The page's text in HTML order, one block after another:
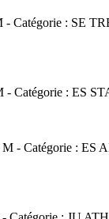
- Catégorie : SE
- Catégorie : ES
M - Catégorie : ES